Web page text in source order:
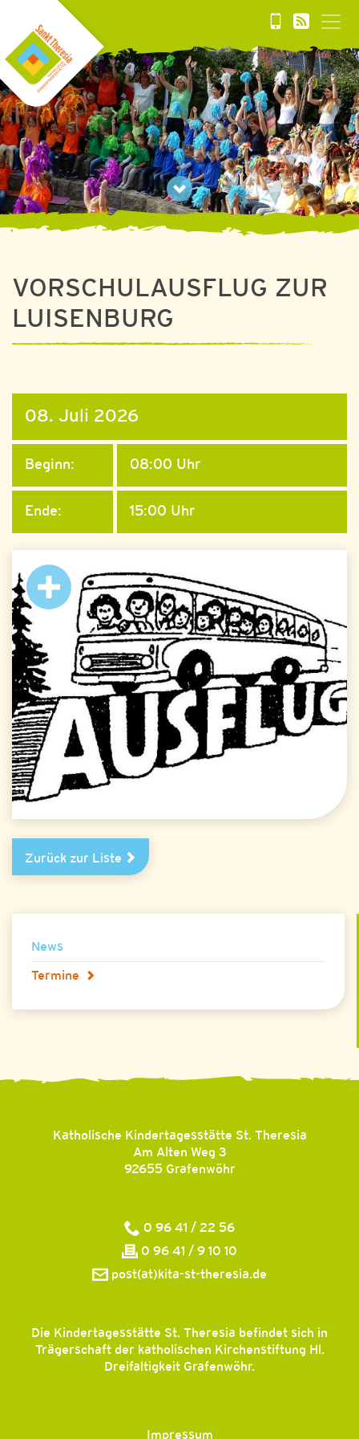
VORSCHULAUSFLUG ZUR
LUISENBURG
08. JULI 2026
08. Juli 2026
Beginn: 08:00 Uhr
Ende: 15:00 Uhr
Zurück zur Liste
News
Termine
Katholische Kindertagesstätte St. Theresia
Am Alten Weg 3
92655 Grafenwöhr
0 96 41 / 22 56
0 96 41 / 9 10 10
post(at)kita-st-theresia.de
Die Kindertagesstätte St. Theresia befindet sich in
Trägerschaft der katholischen Kirchenstiftung Hl.
Dreifaltigkeit Grafenwöhr.
Impressum